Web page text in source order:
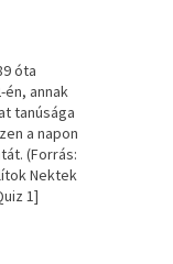
óta
én, annak
tanúsága
a napon
(Forrás:
Nektek
1]